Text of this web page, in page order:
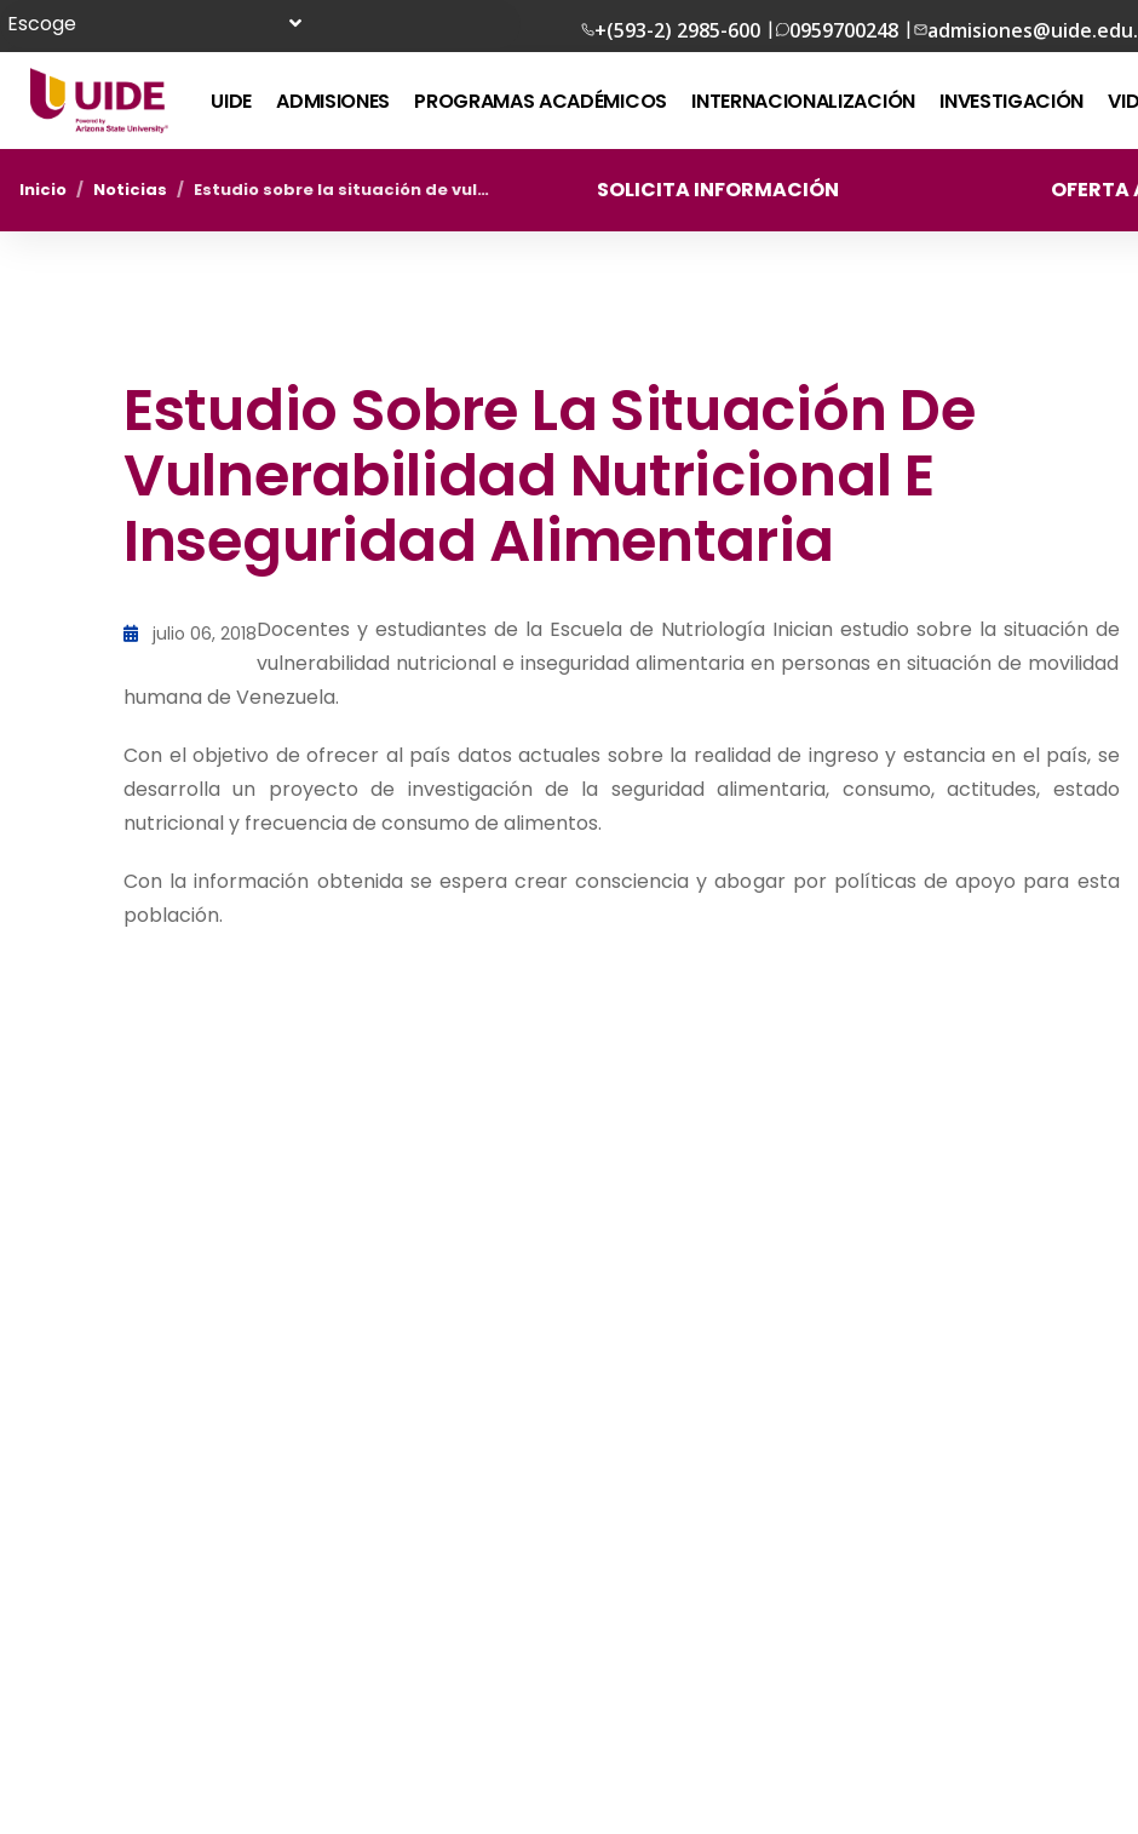
Escoge +(593-2) 2985-600 | 0959700248 |
UIDE ADMISIONES PROGRAMAS ACADÉMICOS INTERNACIONALIZACIÓN INVESTIGACIÓN
Inicio / Noticias / Estudio sobre la situación de vulnerabilidad nutricional e inseguridad alimentaria SOLICITA INFORMACIÓN
Estudio Sobre La Situación De
Vulnerabilidad Nutricional E
Inseguridad Alimentaria
julio 06, 2018Docentes y estudiantes de la Escuela de Nutriología Inician estudio sobre la situación de
vulnerabilidad nutricional e inseguridad alimentaria en personas en situación de movilidad
humana de Venezuela.
Con el objetivo de ofrecer al país datos actuales sobre la realidad de ingreso y estancia en el país, se
desarrolla un proyecto de investigación de la seguridad alimentaria, consumo, actitudes, estado
nutricional y frecuencia de consumo de alimentos.
Con la información obtenida se espera crear consciencia y abogar por políticas de apoyo para esta
población.